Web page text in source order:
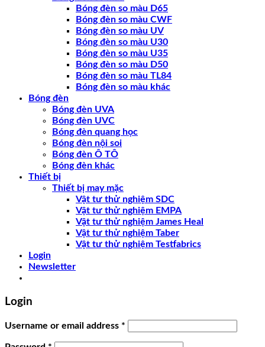
Bóng đèn so màu D65
Bóng đèn so màu CWF
Bóng đèn so màu UV
Bóng đèn so màu U30
Bóng đèn so màu U35
Bóng đèn so màu D50
Bóng đèn so màu TL84
Bóng đèn so màu khác
Bóng đèn
Bóng đèn UVA
Bóng đèn UVC
Bóng đèn quang học
Bóng đèn nội soi
Bóng đèn Ô TÔ
Bóng đèn khác
Thiết bị
Thiết bị may mặc
Vật tư thử nghiệm SDC
Vật tư thử nghiệm EMPA
Vật tư thử nghiệm James Heal
Vật tư thử nghiệm Taber
Vật tư thử nghiệm Testfabrics
Login
Newsletter
Login
Username or email address *